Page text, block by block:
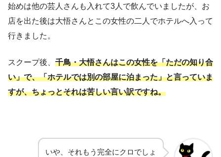
始めは他の芸人さんも入れて3人で飲んでいましたが、お
店を出た後は大悟さんとこの女性の二人でホテルへ入って
行きました。
スクープ後、 千鳥・大悟さんはこの女性を「ただの知り合
い」で、「ホテルでは別の部屋に泊まった」と言っていま
すが、ちょっとそれは苦しい言い訳ですね。
いや、それもう完全にクロでしょ